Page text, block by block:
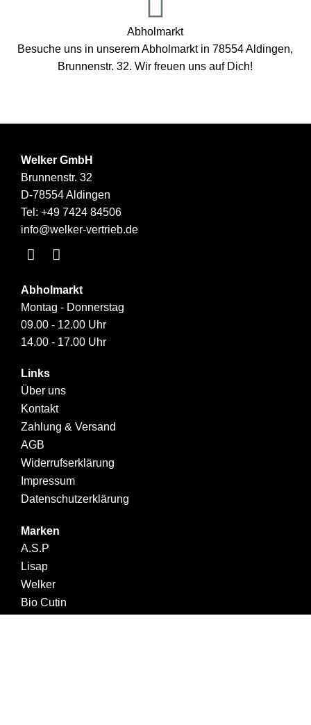
Abholmarkt
Besuche uns in unserem Abholmarkt in 78554 Aldingen,
Brunnenstr. 32. Wir freuen uns auf Dich!
Welker GmbH
Brunnenstr. 32
D-78554 Aldingen
Tel: +49 7424 84506
info@welker-vertrieb.de
Abholmarkt
Montag - Donnerstag
09.00 - 12.00 Uhr
14.00 - 17.00 Uhr
Links
Über uns
Kontakt
Zahlung & Versand
AGB
Widerrufserklärung
Impressum
Datenschutzerklärung
Marken
A.S.P
Lisap
Welker
Bio Cutin